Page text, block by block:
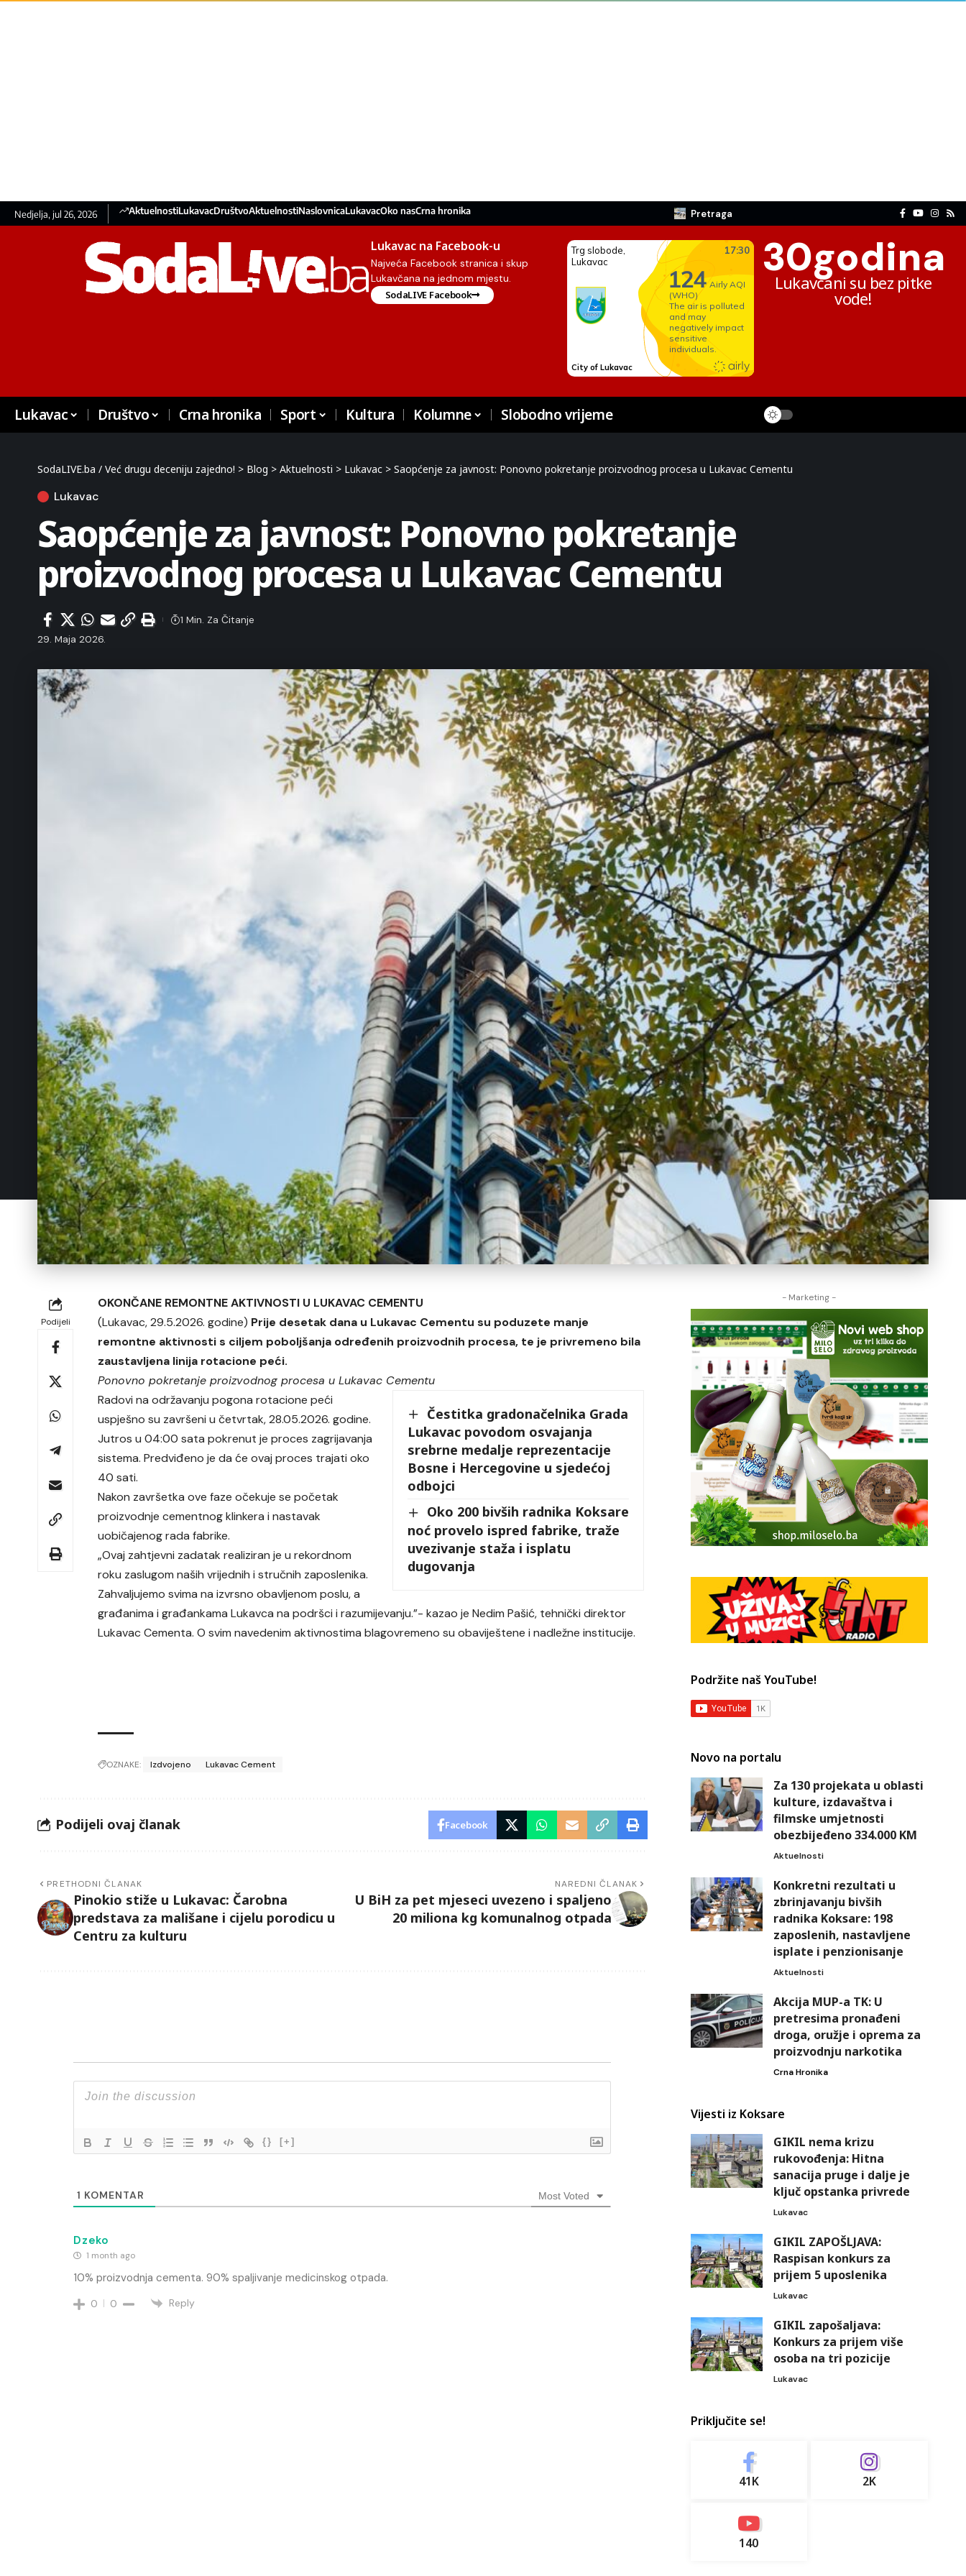
Nedjelja, jul 26, 2026 AktuelnostiLukavacDruštvoAktuelnostiNaslovnicaLukavacOko nasCrna hronika Pretraga
Lukavac na Facebook-u
Najveća Facebook stranica i skup
Lukavčana na jednom mjestu.
SodaLIVE Facebook
30godina
Lukavčani su bez pitke
vode!
Lukavac Društvo Crna hronika Sport Kultura Kolumne Slobodno vrijeme
SodaLIVE.ba / Već drugu deceniju zajedno! > Blog > Aktuelnosti > Lukavac > Saopćenje za javnost: Ponovno pokretanje proizvodnog procesa u Lukavac Cementu
Lukavac
Saopćenje za javnost: Ponovno pokretanje
proizvodnog procesa u Lukavac Cementu
29. Maja 2026.
1 Min. Za Čitanje
Podijeli
OKONČANE REMONTNE AKTIVNOSTI U LUKAVAC CEMENTU
(Lukavac, 29.5.2026. godine) Prije desetak dana u Lukavac Cementu su poduzete manje
remontne aktivnosti s ciljem poboljšanja određenih proizvodnih procesa, te je privremeno bila
zaustavljena linija rotacione peći.
Ponovno pokretanje proizvodnog procesa u Lukavac Cementu
Čestitka gradonačelnika Grada
Lukavac povodom osvajanja
srebrne medalje reprezentacije
Bosne i Hercegovine u sjedećoj
odbojci
Oko 200 bivših radnika Koksare
noć provelo ispred fabrike, traže
uvezivanje staža i isplatu
dugovanja
Radovi na održavanju pogona rotacione peći
uspješno su završeni u četvrtak, 28.05.2026. godine.
Jutros u 04:00 sata pokrenut je proces zagrijavanja
sistema. Predviđeno je da će ovaj proces trajati oko
40 sati.
Nakon završetka ove faze očekuje se početak
proizvodnje cementnog klinkera i nastavak
uobičajenog rada fabrike.
„Ovaj zahtjevni zadatak realiziran je u rekordnom
roku zaslugom naših vrijednih i stručnih zaposlenika.
Zahvaljujemo svima na izvrsno obavljenom poslu, a
građanima i građankama Lukavca na podršci i razumijevanju.”- kazao je Nedim Pašić, tehnički direktor
Lukavac Cementa. O svim navedenim aktivnostima blagovremeno su obaviještene i nadležne institucije.
OZNAKE: Izdvojeno Lukavac Cement
Podijeli ovaj članak Facebook
PRETHODNI ČLANAK
Pinokio stiže u Lukavac: Čarobna
predstava za mališane i cijelu porodicu u
Centru za kulturu
NAREDNI ČLANAK
U BiH za pet mjeseci uvezeno i spaljeno
20 miliona kg komunalnog otpada
{} [+]
1 KOMENTAR Most Voted
Dzeko
1 month ago
10% proizvodnja cementa. 90% spaljivanje medicinskog otpada.
0 0 Reply
- Marketing -
Podržite naš YouTube!
Novo na portalu
Za 130 projekata u oblasti
kulture, izdavaštva i
filmske umjetnosti
obezbijeđeno 334.000 KM
Aktuelnosti
Konkretni rezultati u
zbrinjavanju bivših
radnika Koksare: 198
zaposlenih, nastavljene
isplate i penzionisanje
Aktuelnosti
Akcija MUP-a TK: U
pretresima pronađeni
droga, oružje i oprema za
proizvodnju narkotika
Crna Hronika
Vijesti iz Koksare
GIKIL nema krizu
rukovođenja: Hitna
sanacija pruge i dalje je
ključ opstanka privrede
Lukavac
GIKIL ZAPOŠLJAVA:
Raspisan konkurs za
prijem 5 uposlenika
Lukavac
GIKIL zapošaljava:
Konkurs za prijem više
osoba na tri pozicije
Lukavac
Priključite se!
41K 2K
140